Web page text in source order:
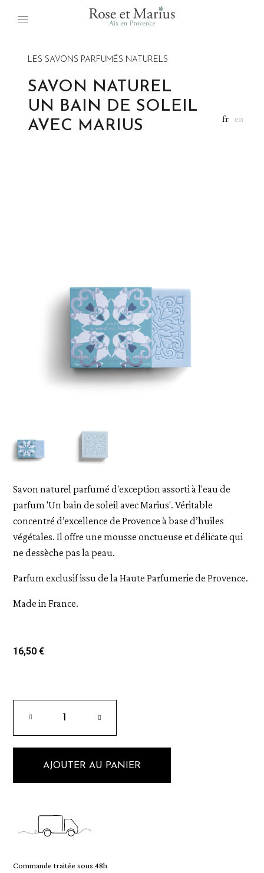
fr en
LES SAVONS PARFUMÉS NATURELS
SAVON NATUREL
UN BAIN DE SOLEIL
AVEC MARIUS
Savon naturel parfumé d'exception assorti à l'eau de
parfum 'Un bain de soleil avec Marius'. Véritable
concentré d’excellence de Provence à base d’huiles
végétales. Il offre une mousse onctueuse et délicate qui
ne dessèche pas la peau.
Parfum exclusif issu de la Haute Parfumerie de Provence.
Made in France.
16,50 €
AJOUTER AU PANIER
Commande traitée sous 48h